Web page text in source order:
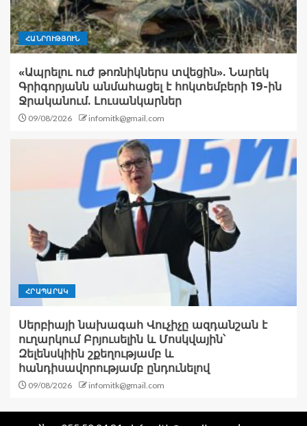
ՀԱՆՐՈՒԹՅՈՒՆ
«Ապրելու ուժ թոռնիկներս տվեցին». Նարեկ
Գրիգորյանն անմահացել է հոկտեմբերի 19-ին
Ջրականում. Լուսանկարներ
09/08/2026 infomitk@gmail.com
ՀՐԱՊԱՐԱԿ
Սերբիայի նախագահ Վուչիչը ազդանշան է
ուղարկում Բրյուսելին և Մոսկվային՝
Զելենսկիին շքեղությամբ և
հանդիսավորությամբ ընդունելով
09/08/2026 infomitk@gmail.com